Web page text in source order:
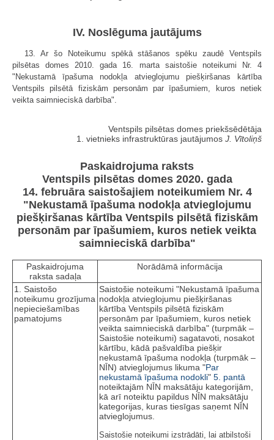
IV. Noslēguma jautājums
13. Ar šo Noteikumu spēkā stāšanos spēku zaudē Ventspils
pilsētas domes 2010. gada 16. marta saistošie noteikumi Nr. 4
"Nekustamā īpašuma nodokļa atvieglojumu piešķiršanas kārtība
Ventspils pilsētā fiziskām personām par īpašumiem, kuros netiek
veikta saimnieciskā darbība".
Ventspils pilsētas domes priekšsēdētāja
1. vietnieks infrastruktūras jautājumos J. Vītoliņš
Paskaidrojuma raksts
Ventspils pilsētas domes 2020. gada
14. februāra saistošajiem noteikumiem Nr. 4
"Nekustamā īpašuma nodokļa atvieglojumu
piešķiršanas kārtība Ventspils pilsētā fiziskām
personām par īpašumiem, kuros netiek veikta
saimnieciskā darbība"
Paskaidrojuma
raksta sadaļa
Norādāmā informācija
1. Saistošo
noteikumu grozījuma
nepieciešamības
pamatojums
Saistošie noteikumi "Nekustamā īpašuma
nodokļa atvieglojumu piešķiršanas
kārtība Ventspils pilsētā fiziskām
personām par īpašumiem, kuros netiek
veikta saimnieciskā darbība" (turpmāk –
Saistošie noteikumi) sagatavoti, nosakot
kārtību, kādā pašvaldība piešķir
nekustamā īpašuma nodokļa (turpmāk –
NĪN) atvieglojumus likuma "Par
nekustamā īpašuma nodokli" 5. pantā
noteiktajām NĪN maksātāju kategorijām,
kā arī noteiktu papildus NĪN maksātāju
kategorijas, kuras tiesīgas saņemt NĪN
atvieglojumus.
Saistošie noteikumi izstrādāti, lai atbilstoši